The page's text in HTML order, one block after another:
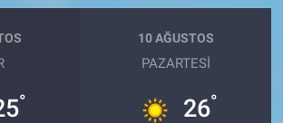
°
10 AĞUSTOS
PAZARTESI
26°